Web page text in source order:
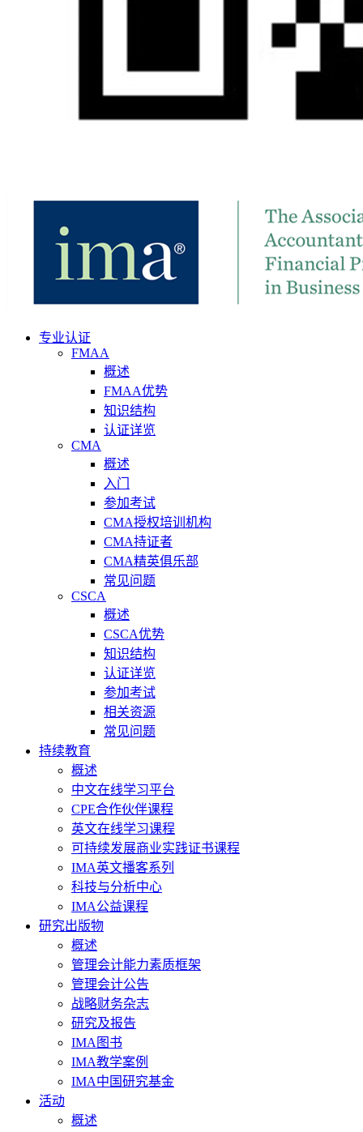
专业认证
FMAA
概述
FMAA优势
知识结构
认证详览
CMA
概述
入门
参加考试
CMA授权培训机构
CMA持证者
CMA精英俱乐部
常见问题
CSCA
概述
CSCA优势
知识结构
认证详览
参加考试
相关资源
常见问题
持续教育
概述
中文在线学习平台
CPE合作伙伴课程
英文在线学习课程
可持续发展商业实践证书课程
IMA英文播客系列
科技与分析中心
IMA公益课程
研究出版物
概述
管理会计能力素质框架
管理会计公告
战略财务杂志
研究及报告
IMA图书
IMA教学案例
IMA中国研究基金
活动
概述